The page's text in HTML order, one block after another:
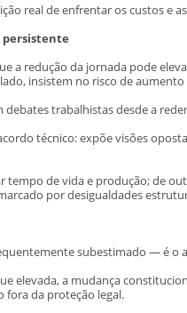
real de enfrentar os custos e
persistente
a redução da jornada pode
insistem no risco de
debates trabalhistas desde a
técnico: expõe visões
tempo de vida e produção; de
por desigualdades
subestimado — é o
elevada, a mudança
fora da proteção legal.